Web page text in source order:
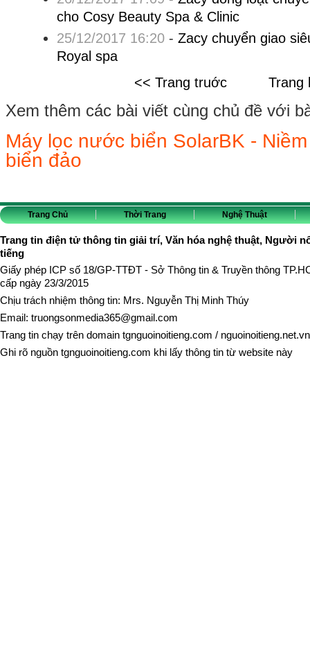
cho Cosy Beauty Spa & Clinic
25/12/2017 16:20- Zacy chuyển giao
Royal spa
<< Trang truớc
Trang
Xem thêm các bài viết cùng chủ đề với
Máy lọc nước biển SolarBK -
biển đảo
Trang Chủ Thời Trang Nghệ Thuật
Trang tin điện tử thông tin giải trí, Văn hóa nghệ thuật, Người
tiếng
Giấy phép ICP số 18/GP-TTĐT - Sở Thông tin & Truyền thông
cấp ngày 23/3/2015
Chịu trách nhiệm thông tin: Mrs. Nguyễn Thị Minh Thúy
Email: truongsonmedia365@gmail.com
Trang tin chạy trên domain tgnguoinoitieng.com / nguoinoitieng.net.vn
Ghi rõ nguồn tgnguoinoitieng.com khi lấy thông tin từ website này